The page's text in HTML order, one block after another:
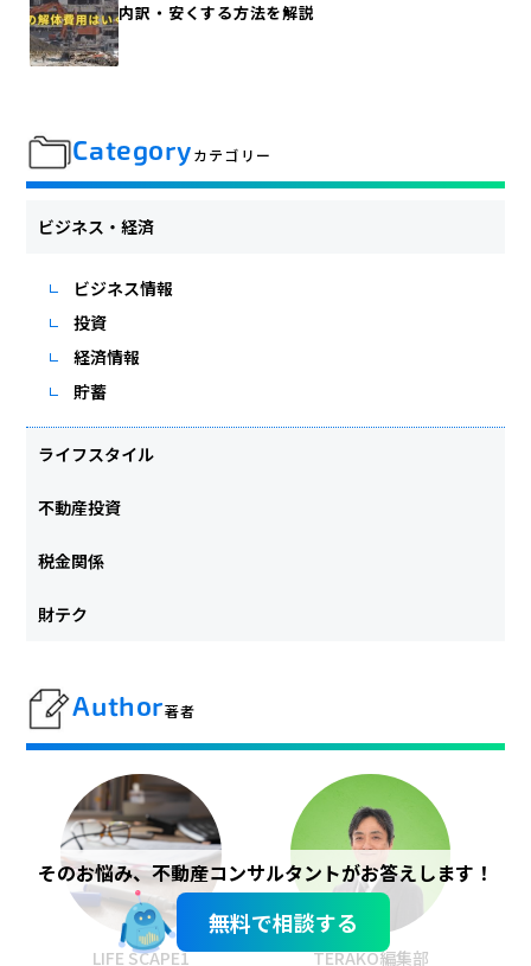
内訳・安くする方法を解説
Categoryカテゴリー
ビジネス・経済
ビジネス情報
投資
経済情報
貯蓄
ライフスタイル
不動産投資
税金関係
財テク
Author著者
LIFE SCAPE1 TERAKO編集部
そのお悩み、不動産コンサルタントがお答えします！
無料で相談する